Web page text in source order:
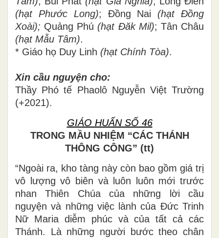
(hạt Phước Long); Đồng Nai (hạt Đồng
Xoài); Quảng Phú (hạt Đăk Mil); Tân Châu
(hạt Mẫu Tâm).
* Giáo họ Duy Linh (hạt Chính Tòa).
Xin cầu nguyện cho:
Thầy Phó tế Phaolô Nguyễn Việt Trường
(+2021).
GIÁO HUẤN SỐ 46
TRONG MẦU NHIỆM “CÁC THÁNH
THÔNG CÔNG” (tt)
“Ngoài ra, kho tàng này còn bao gồm giá trị
vô lượng vô biên và luôn luôn mới trước
nhan Thiên Chúa của những lời cầu
nguyện và những việc lành của Đức Trinh
Nữ Maria diễm phúc và của tất cả các
Thánh. Là những người bước theo chân